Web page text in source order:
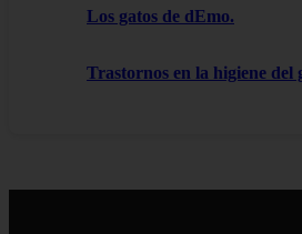
Los gatos de dEmo.
Trastornos en la higiene del